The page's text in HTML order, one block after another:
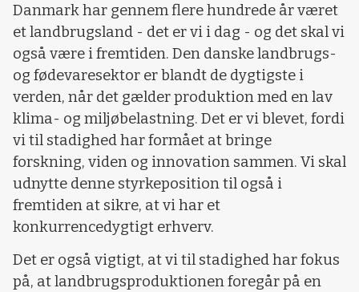
Danmark har gennem flere hundrede år været
et landbrugsland - det er vi i dag - og det skal vi
også være i fremtiden. Den danske landbrugs-
og fødevaresektor er blandt de dygtigste i
verden, når det gælder produktion med en lav
klima- og miljøbelastning. Det er vi blevet, fordi
vi til stadighed har formået at bringe
forskning, viden og innovation sammen. Vi skal
udnytte denne styrkeposition til også i
fremtiden at sikre, at vi har et
konkurrencedygtigt erhverv.
Det er også vigtigt, at vi til stadighed har fokus
på, at landbrugsproduktionen foregår på en